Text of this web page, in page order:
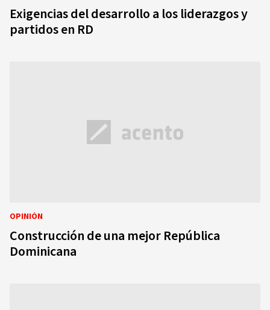
Exigencias del desarrollo a los liderazgos y
partidos en RD
OPINIÓN
Construcción de una mejor República
Dominicana